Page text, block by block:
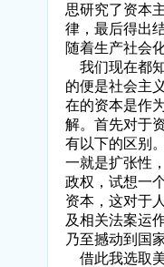
思研究了资本
律，最后得出
随着生产社会
我们现在都
的便是社会主
在的资本是作
解。首先对于
有以下的区别
一就是扩张性
政权，试想一
资本，这对于
及相关法案运
乃至撼动到国
借此我选取